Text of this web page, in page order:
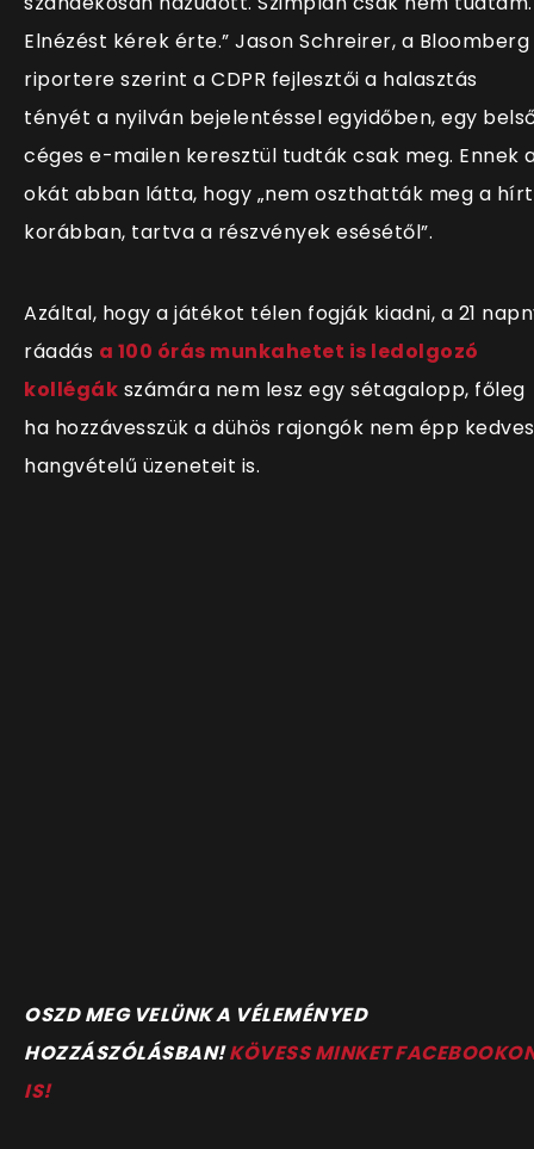
Elnézést kérek érte.” Jason Schreirer, a Bloomberg
riportere szerint a CDPR fejlesztői a halasztás
tényét a nyilván bejelentéssel egyidőben, egy
céges e-mailen keresztül tudták csak meg. Ennek
okát abban látta, hogy „nem oszthatták meg a hírt
korábban, tartva a részvények esésétől”.
Azáltal, hogy a játékot télen fogják kiadni, a 21
ráadás a 100 órás munkahetet is ledolgozó
kollégák számára nem lesz egy sétagalopp, főleg
ha hozzávesszük a dühös rajongók nem épp kedves
hangvételű üzeneteit is.
OSZD MEG VELÜNK A VÉLEMÉNYED
HOZZÁSZÓLÁSBAN!KÖVESS MINKET
IS!